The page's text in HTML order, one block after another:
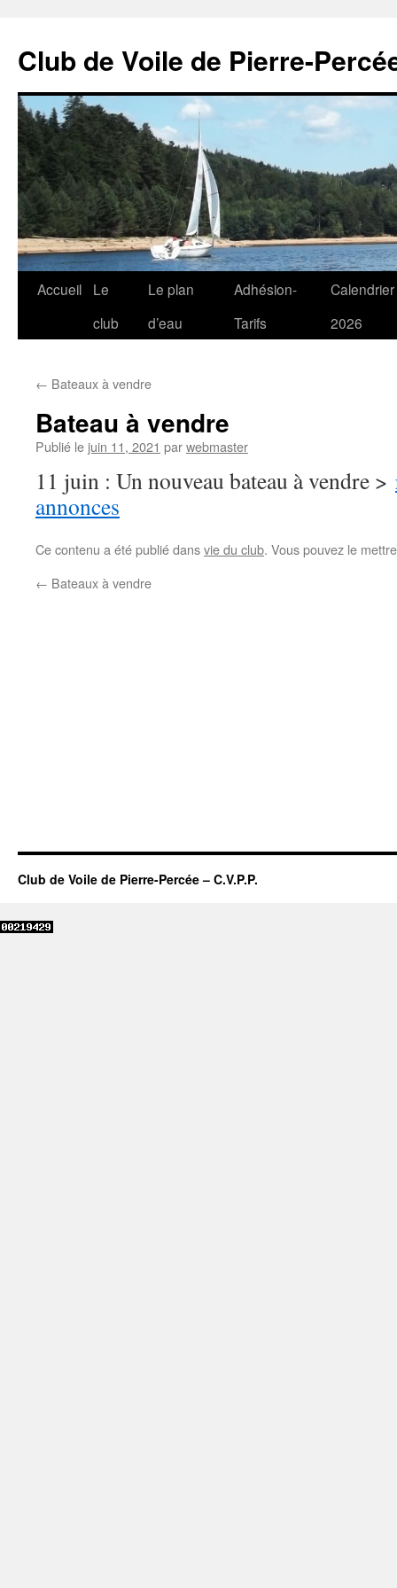
Club de Voile de Pierre-
Aller
Accueil
Le
club
Le plan
d’eau
Adhésion-
Tarifs
Calendrier
2026
← Bateaux à vendre
Bateau à vendre
Publié le juin 11, 2021 parwebmaster
11 juin : Un nouveau bateau à vendre >
annonces
Ce contenu a été publié dansvie du club. Vous pouvez le
← Bateaux à vendre
Club de Voile de Pierre-Percée – C.V.P.P.